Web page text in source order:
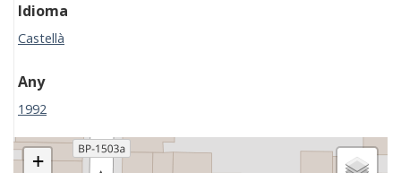
Idioma
Castellà
Any
1992
+